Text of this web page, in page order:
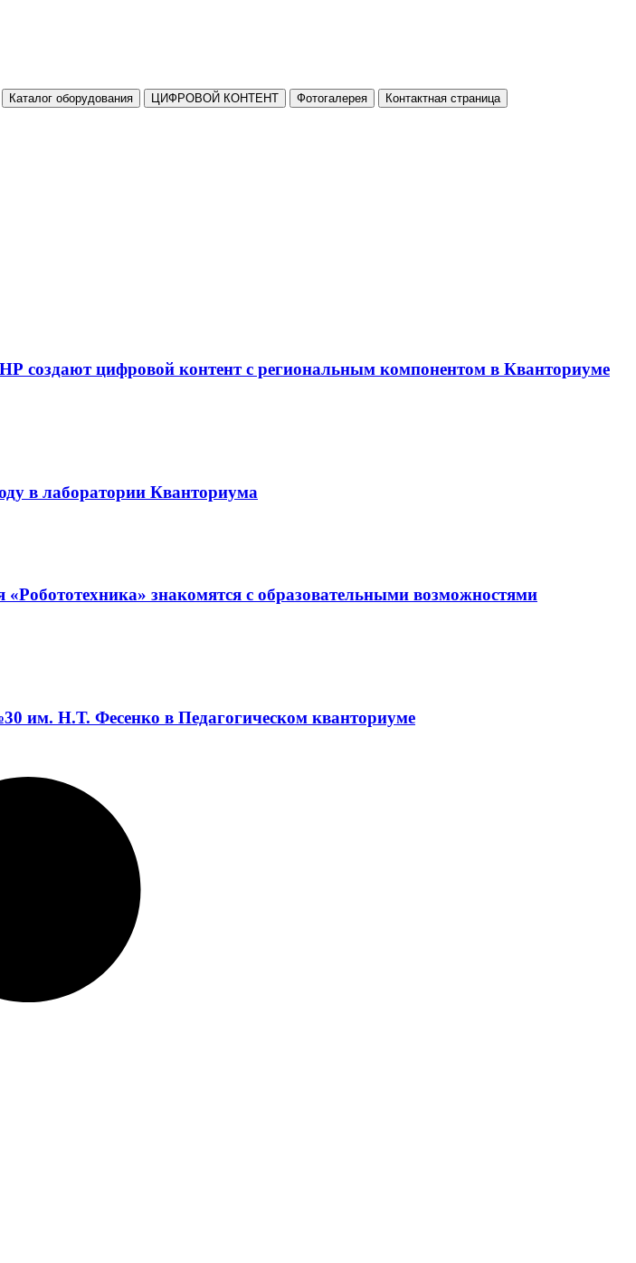
Каталог оборудования ЦИФРОВОЙ КОНТЕНТ Фотогалерея Контактная страница
создают цифровой контент с региональным компонентом в Кванториуме
в лаборатории Кванториума
знакомятся с образовательными возможностями
им. Н.Т. Фесенко в Педагогическом кванториуме